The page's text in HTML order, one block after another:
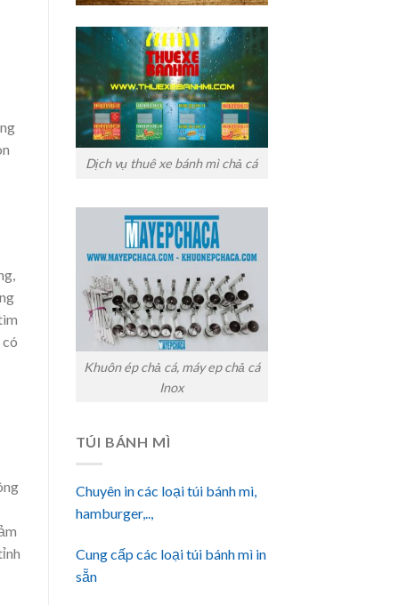
Dịch vụ thuê xe bánh mì chả cá
Khuôn ép chả cá, máy ep chả cá
Inox
TÚI BÁNH MÌ
Chuyên in các loại túi bánh mì,
hamburger,..,
Cung cấp các loại túi bánh mì in
sẵn